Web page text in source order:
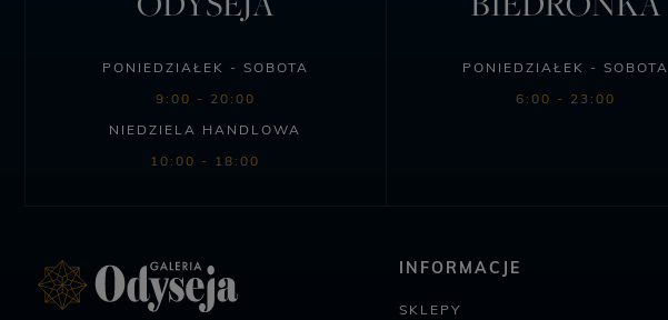
PONIEDZIAŁEK - SOBOTA
9:00 - 20:00
NIEDZIELA HANDLOWA
10:00 - 18:00
PONIEDZIAŁEK - SOBOTA
6:00 - 23:00
INFORMACJE
SKLEPY